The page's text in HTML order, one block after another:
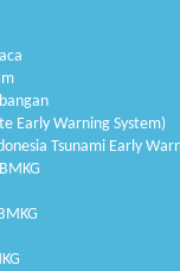
Early Warning System)
Tsunami Early